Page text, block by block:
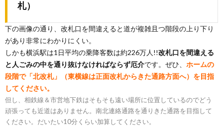
札）
下の画像の通り、改札口を間違えると道が複雑且つ階段の上り下り
があり非常にわかりにくい。
しかも横浜駅は1日平均の乗降客数は約226万人!!改札口を間違える
と人ごみの中を通り抜けなければならず厄介です。ぜひ、 ホームの
段階で「北改札」（東横線は正面改札からきた通路方面へ）を目指
してください。
但し、相鉄線＆市営地下鉄はそもそも遠い場所に位置しているのでどう
頑張っても近道はありません。南北連絡通路を通りきた通路を目指して
ください。だいたい10分くらい加算してください。